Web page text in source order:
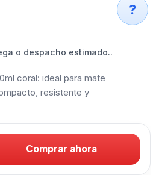
o despacho estimado..
coral: ideal para mate
resistente y
Comprar ahora
?